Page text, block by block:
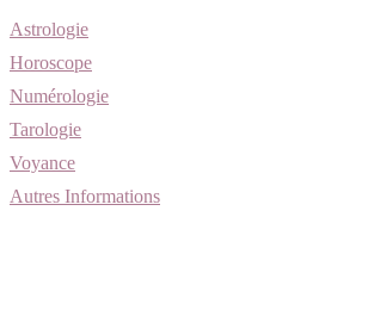
Astrologie
Horoscope
Numérologie
Tarologie
Voyance
Autres Informations